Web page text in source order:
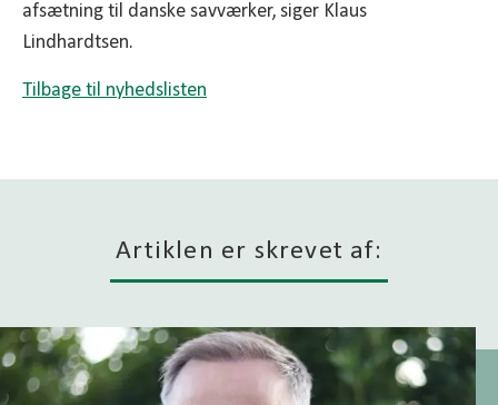
afsætning til danske savværker, siger Klaus
Lindhardtsen.
Tilbage til nyhedslisten
Artiklen er skrevet af: